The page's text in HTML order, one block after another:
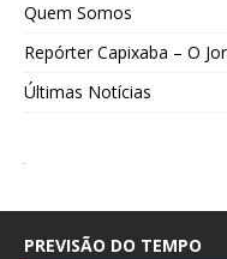
Quem Somos
Repórter Capixaba – O
Últimas Notícias
PREVISÃO DO TEMPO